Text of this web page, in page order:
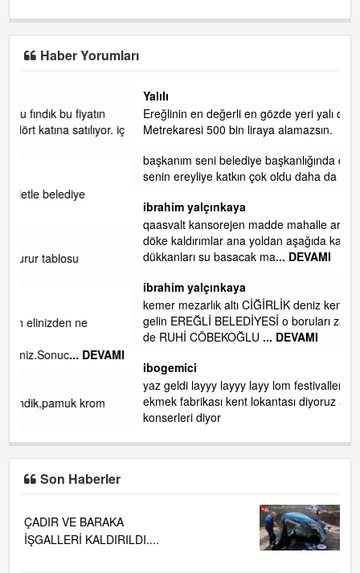
Haber Yorumları
Ereğlinin en değerli en gözde yeri yalı caddesi ve çevresidir.
Metrekaresi 500 bin liraya alamazsın.
başkanım seni belediye başkanlığında da görmek isteriz
senin ereyliye katkın çok oldu daha da olacaktır
ibrahim yalçınkaya
qaasvalt kansorejen madde mahalle aralarında asvalt döke
döke kaldırımlar ana yoldan aşağıda kaldı bi yağmurda
dükkanları su basacak ma... DEVAMI
kemer mezarlık altı CİĞİRLİK deniz kenarına giden yola
gelin EREĞLİ BELEDİYESİ o boruları zamanında tüm ereğli
de RUHİ CÖBEKOĞLU... DEVAMI
yaz geldi layyy layyy layy lom festivalleri başladı biz halk
ekmek fabrikası kent lokantası diyoruz ağacum yaz
Son Haberler
ÇADIR VE BARAKA
İŞGALLERİ KALDIRILDI....